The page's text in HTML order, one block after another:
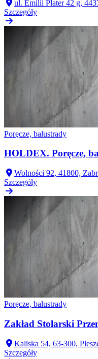
ul. Emilii Plater 42 g,
Szczegóły
Poręcze, balustrady
HOLDEX. Poręcze,
Wolności 92, 41800,
Szczegóły
Poręcze, balustrady
Zakład Stolarski
Kaliska 54, 63-300,
Szczegóły